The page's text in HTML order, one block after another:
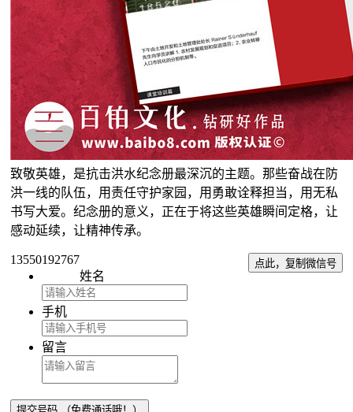
致敬英雄，是抗击洪水纪念册最深沉的主题。那些奋战在防
洪一线的队伍，用责任守护家园，用勇敢诠释担当，用无私
书写大爱。纪念册的意义，正在于将这些英雄瞬间定格，让
感动延续，让精神传承。
13550192767 点此，复制微信号
姓名
手机
留言